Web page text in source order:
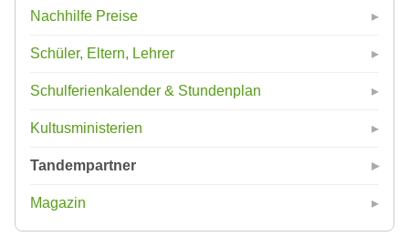
Nachhilfe Preise
Schüler, Eltern, Lehrer
Schulferienkalender & Stundenplan
Kultusministerien
Tandempartner
Magazin